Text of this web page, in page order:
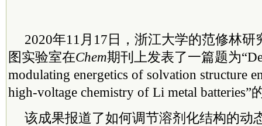
2020年11月17日，浙江大学的范修林
图实验室在Chem期刊上发表了一篇题为
modulating energetics of solvation structure
high-voltage chemistry of Li metal batteries”
该成果报道了如何调节溶剂化结构的动